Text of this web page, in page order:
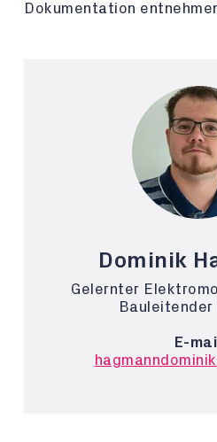
Dokumentation
Dominik
Gelernter
E-mail